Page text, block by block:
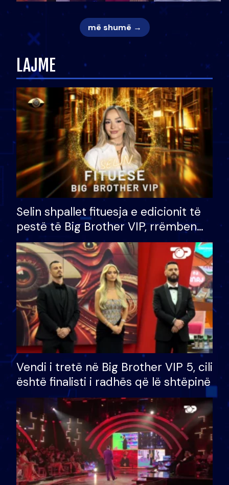
më shumë →
LAJME
Selin shpallet fituesja e edicionit të
pestë të Big Brother VIP, rrëmben
çmimin e madh prej 100 mijë eurosh
Vendi i tretë në Big Brother VIP 5, cili
është finalisti i radhës që lë shtëpinë